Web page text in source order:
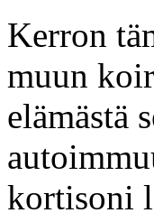
Kerron
muun
elämästä
kortisoni